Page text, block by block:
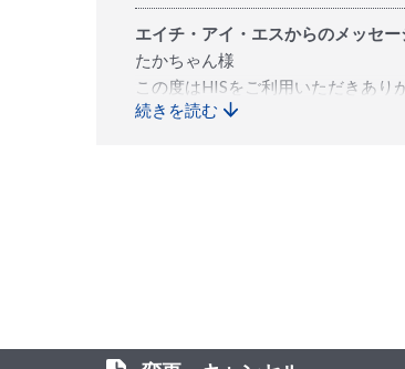
エイチ・アイ・エスからのメッセー
たかちゃん様
この度はHISをご利用いただきあり
寒い日だったかと思いますが、夜
続きを読む